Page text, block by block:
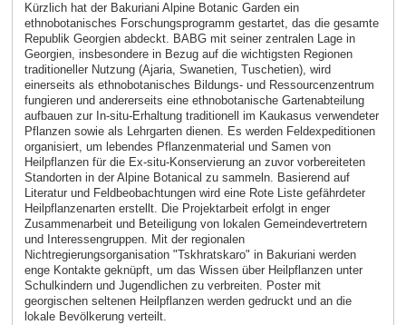
Kürzlich hat der Bakuriani Alpine Botanic Garden ein
ethnobotanisches Forschungsprogramm gestartet, das die gesamte
Republik Georgien abdeckt. BABG mit seiner zentralen Lage in
Georgien, insbesondere in Bezug auf die wichtigsten Regionen
traditioneller Nutzung (Ajaria, Swanetien, Tuschetien), wird
einerseits als ethnobotanisches Bildungs- und Ressourcenzentrum
fungieren und andererseits eine ethnobotanische Gartenabteilung
aufbauen zur In-situ-Erhaltung traditionell im Kaukasus verwendeter
Pflanzen sowie als Lehrgarten dienen. Es werden Feldexpeditionen
organisiert, um lebendes Pflanzenmaterial und Samen von
Heilpflanzen für die Ex-situ-Konservierung an zuvor vorbereiteten
Standorten in der Alpine Botanical zu sammeln. Basierend auf
Literatur und Feldbeobachtungen wird eine Rote Liste gefährdeter
Heilpflanzenarten erstellt. Die Projektarbeit erfolgt in enger
Zusammenarbeit und Beteiligung von lokalen Gemeindevertretern
und Interessengruppen. Mit der regionalen
Nichtregierungsorganisation "Tskhratskaro" in Bakuriani werden
enge Kontakte geknüpft, um das Wissen über Heilpflanzen unter
Schulkindern und Jugendlichen zu verbreiten. Poster mit
georgischen seltenen Heilpflanzen werden gedruckt und an die
lokale Bevölkerung verteilt.